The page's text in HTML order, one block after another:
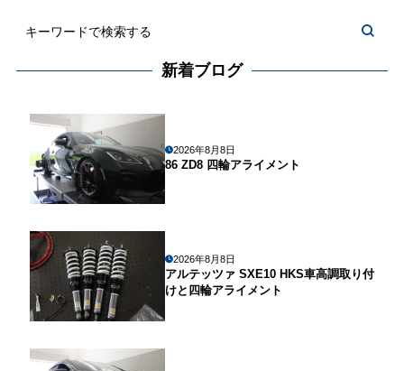
新着ブログ
2026年8月8日
86 ZD8 四輪アライメント
2026年8月8日
アルテッツァ SXE10 HKS車高調取り付
けと四輪アライメント